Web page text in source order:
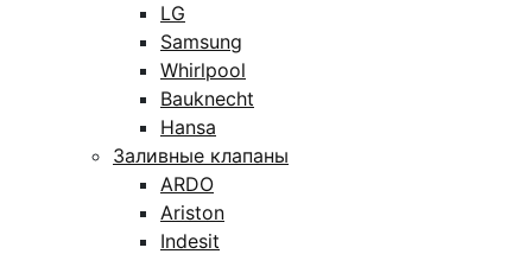
LG
Samsung
Whirlpool
Bauknecht
Hansa
Заливные клапаны
ARDO
Ariston
Indesit